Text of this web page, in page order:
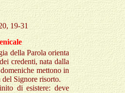
19-31
della Parola orienta
credenti, nata dalla
mettono in
Signore risorto.
di esistere: deve